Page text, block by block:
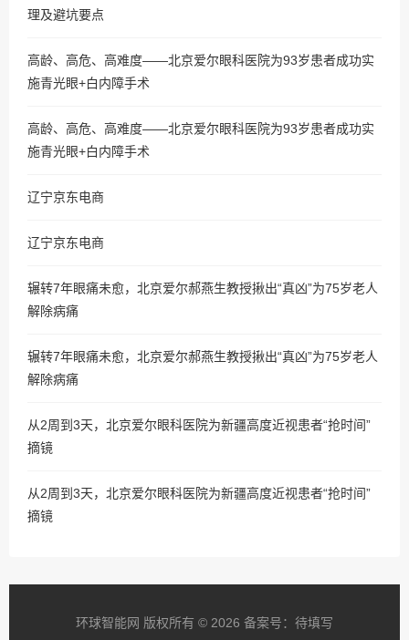
理及避坑要点
高龄、高危、高难度——北京爱尔眼科医院为93岁患者成功实
施青光眼+白内障手术
高龄、高危、高难度——北京爱尔眼科医院为93岁患者成功实
施青光眼+白内障手术
辽宁京东电商
辽宁京东电商
辗转7年眼痛未愈，北京爱尔郝燕生教授揪出“真凶”为75岁老人
解除病痛
辗转7年眼痛未愈，北京爱尔郝燕生教授揪出“真凶”为75岁老人
解除病痛
从2周到3天，北京爱尔眼科医院为新疆高度近视患者“抢时间”
摘镜
从2周到3天，北京爱尔眼科医院为新疆高度近视患者“抢时间”
摘镜
环球智能网 版权所有 © 2026 备案号：待填写